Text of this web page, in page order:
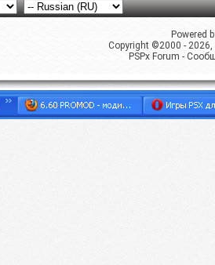
Powered
Copyright ©2000 -
PSPx Forum -